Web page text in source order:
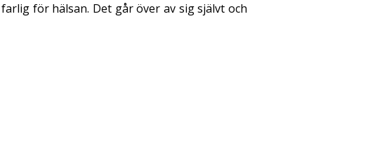
för hälsan. Det går över av sig självt och